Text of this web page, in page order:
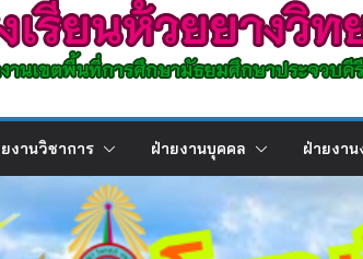
Artificial Intelligence : AI )
งานวิชาการ ฝ่ายงานบุคคล ฝ่ายงา